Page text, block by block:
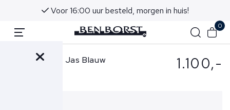
Voor 16:00 uur besteld, morgen in huis!
0
Jacob Cohen Jas Blauw 1.100,-